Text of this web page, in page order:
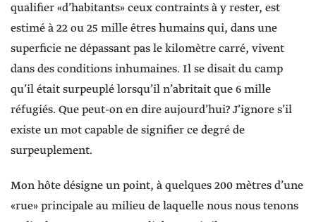
qualifier «d’habitants» ceux contraints à y rester, est
estimé à 22 ou 25 mille êtres humains qui, dans une
superficie ne dépassant pas le kilomètre carré, vivent
dans des conditions inhumaines. Il se disait du camp
qu’il était surpeuplé lorsqu’il n’abritait que 6 mille
réfugiés. Que peut-on en dire aujourd’hui? J’ignore s’il
existe un mot capable de signifier ce degré de
surpeuplement.
Mon hôte désigne un point, à quelques 200 mètres d’une
«rue» principale au milieu de laquelle nous nous tenons